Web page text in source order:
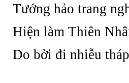
Tướng hảo trang
Hiện làm Thiên
Do bởi đi nhiễu tháp